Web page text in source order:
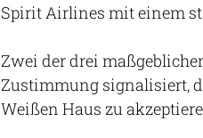
Spirit Airlines mit einem
Zwei der drei
Zustimmung signalisiert,
Weißen Haus zu